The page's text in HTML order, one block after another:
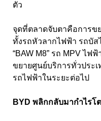
ตัว
จุดที่ตลาดจับตาคือการข
ทั้งรถหัวลากไฟฟ้า รถบัส
“BAW M8” รถ MPVไฟฟ้
ขยายศูนย์บริการทั่วประ
รถไฟฟ้าในระยะต่อไป
BYD พลิกกลับมากำไรโ